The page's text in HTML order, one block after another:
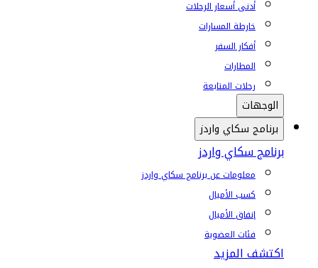
أدنى أسعار الرحلات
خارطة المسارات
أفكار السفر
المطارات
رحلات المتابعة
الوجهات
برنامج سكاي واردز
برنامج سكاي واردز
معلومات عن برنامج سكاي واردز
كسب الأميال
إنفاق الأميال
فئات العضوية
اكتشف المزيد